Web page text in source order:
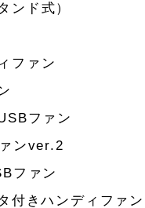
ンド式）
ファン
ファン
ンver.2
ファン
付きハンディファン